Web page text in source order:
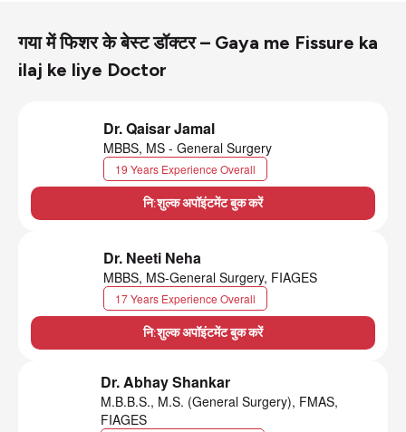
गया में फिशर के बेस्ट डॉक्टर – Gaya me Fissure ka
ilaj ke liye Doctor
Dr. Qaisar Jamal
MBBS, MS - General Surgery
19 Years Experience Overall
नि:शुल्क अपॉइंटमेंट बुक करें
Dr. Neeti Neha
MBBS, MS-General Surgery, FIAGES
17 Years Experience Overall
नि:शुल्क अपॉइंटमेंट बुक करें
Dr. Abhay Shankar
M.B.B.S., M.S. (General Surgery), FMAS,
FIAGES